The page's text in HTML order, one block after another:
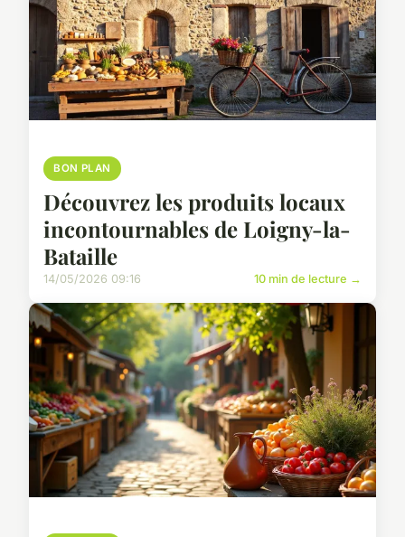
BON PLAN
Découvrez les produits locaux
incontournables de Loigny-la-
Bataille
14/05/2026 09:16 10 min de lecture →